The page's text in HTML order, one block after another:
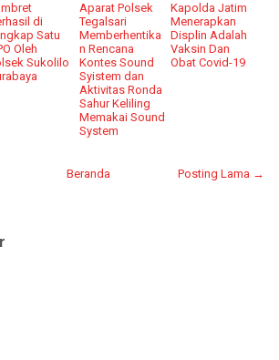
di
Satu
Oleh
Sukolilo
Aparat Polsek
Tegalsari
Memberhentika
n Rencana
Kontes Sound
Syistem dan
Aktivitas Ronda
Sahur Keliling
Memakai Sound
System
Kapolda Jatim
Menerapkan
Displin Adalah
Vaksin Dan
Obat Covid-19
Posting Lama →
Beranda